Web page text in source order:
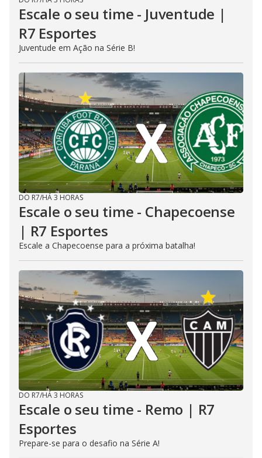
Escale o seu time - Juventude |
R7 Esportes
Juventude em Ação na Série B!
DO R7/HÁ 3 HORAS
Escale o seu time - Chapecoense
| R7 Esportes
Escale a Chapecoense para a próxima batalha!
DO R7/HÁ 3 HORAS
Escale o seu time - Remo | R7
Esportes
Prepare-se para o desafio na Série A!